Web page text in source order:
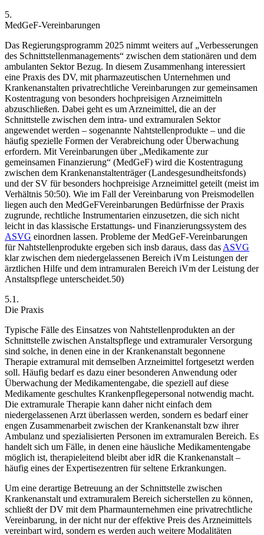
5.
MedGeF-Vereinbarungen
Das Regierungsprogramm 2025 nimmt weiters auf „Verbesserungen
des Schnittstellenmanagements“ zwischen dem stationären und dem
ambulanten Sektor Bezug. In diesem Zusammenhang interessiert
eine Praxis des DV, mit pharmazeutischen Unternehmen und
Krankenanstalten privatrechtliche Vereinbarungen zur gemeinsamen
Kostentragung von besonders hochpreisigen Arzneimitteln
abzuschließen. Dabei geht es um Arzneimittel, die an der
Schnittstelle zwischen dem intra- und extramuralen Sektor
angewendet werden – sogenannte Nahtstellenprodukte – und die
häufig spezielle Formen der Verabreichung oder Überwachung
erfordern. Mit Vereinbarungen über „Medikamente zur
gemeinsamen Finanzierung“ (MedGeF) wird die Kostentragung
zwischen dem Krankenanstaltenträger (Landesgesundheitsfonds)
und der SV für besonders hochpreisige Arzneimittel geteilt (meist im
Verhältnis 50:50). Wie im Fall der Vereinbarung von Preismodellen
liegen auch den MedGeFVereinbarungen Bedürfnisse der Praxis
zugrunde, rechtliche Instrumentarien einzusetzen, die sich nicht
leicht in das klassische Erstattungs- und Finanzierungssystem des
ASVG einordnen lassen. Probleme der MedGeF-Vereinbarungen
für Nahtstellenprodukte ergeben sich insb daraus, dass das ASVG
klar zwischen dem niedergelassenen Bereich iVm Leistungen der
ärztlichen Hilfe und dem intramuralen Bereich iVm der Leistung der
Anstaltspflege unterscheidet.50)
5.1.
Die Praxis
Typische Fälle des Einsatzes von Nahtstellenprodukten an der
Schnittstelle zwischen Anstaltspflege und extramuraler Versorgung
sind solche, in denen eine in der Krankenanstalt begonnene
Therapie extramural mit demselben Arzneimittel fortgesetzt werden
soll. Häufig bedarf es dazu einer besonderen Anwendung oder
Überwachung der Medikamentengabe, die speziell auf diese
Medikamente geschultes Krankenpflegepersonal notwendig macht.
Die extramurale Therapie kann daher nicht einfach dem
niedergelassenen Arzt überlassen werden, sondern es bedarf einer
engen Zusammenarbeit zwischen der Krankenanstalt bzw ihrer
Ambulanz und spezialisierten Personen im extramuralen Bereich. Es
handelt sich um Fälle, in denen eine häusliche Medikamentengabe
möglich ist, therapieleitend bleibt aber idR die Krankenanstalt –
häufig eines der Expertisezentren für seltene Erkrankungen.
Um eine derartige Betreuung an der Schnittstelle zwischen
Krankenanstalt und extramuralem Bereich sicherstellen zu können,
schließt der DV mit dem Pharmaunternehmen eine privatrechtliche
Vereinbarung, in der nicht nur der effektive Preis des Arzneimittels
vereinbart wird, sondern es werden auch weitere Modalitäten